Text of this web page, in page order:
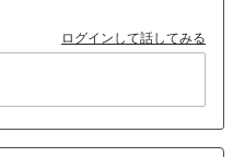
ログインして話してみる